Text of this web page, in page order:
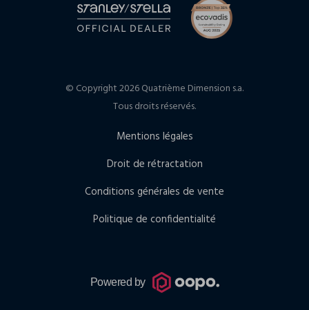
© Copyright 2026 Quatrième Dimension s.a.
Tous droits réservés.
Mentions légales
Droit de rétractation
Conditions générales de vente
Politique de confidentialité
Powered by